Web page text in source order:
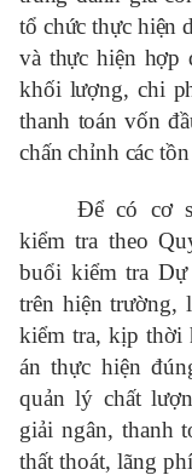
tổ chức thực hiện
và thực hiện hợp
khối lượng, chi
thanh toán vốn
chấn chỉnh các
Để có cơ
kiểm tra theo
buổi kiểm tra
trên hiện trường,
kiểm tra, kịp thời
án thực hiện
quản lý chất
giải ngân, thanh
thất thoát, lãng